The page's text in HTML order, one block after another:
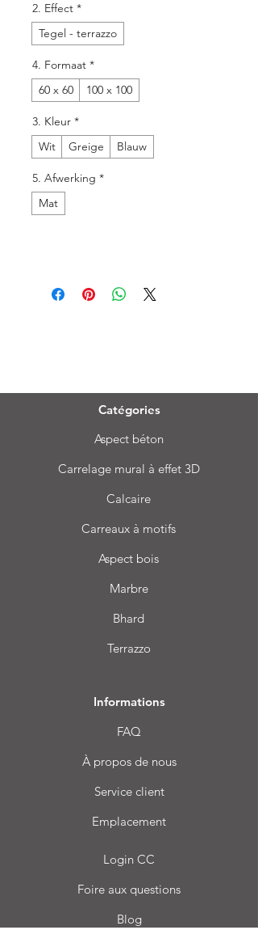
2. Effect *
Tegel - terrazzo
4. Formaat *
60 x 60
100 x 100
3. Kleur *
Wit
Greige Blauw
5. Afwerking *
Mat
Catégories
Aspect béton
Carrelage mural à effet 3D
Calcaire
Carreaux à motifs
Aspect bois
Marbre
Bhard
Terrazzo
Informations
FAQ
À propos de nous
Service client
Emplacement
Login CC
Foire aux questions
Blog